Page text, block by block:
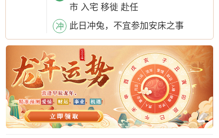
市 入宅 移徙 赴任
冲 此日冲兔，不宜参加安床之事